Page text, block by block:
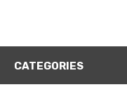
CATEGORIES